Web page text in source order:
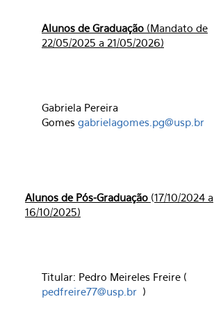
Alunos de Graduação (Mandato de
22/05/2025 a 21/05/2026)
Gabriela Pereira
Gomes gabrielagomes.pg@usp.br
Alunos de Pós-Graduação (17/10/2024 a
16/10/2025)
Titular: Pedro Meireles Freire (
pedfreire77@usp.br )